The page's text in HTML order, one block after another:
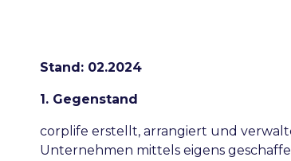
Stand: 02.2024
1. Gegenstand
corplife erstellt, arrangiert und
Unternehmen mittels eigens